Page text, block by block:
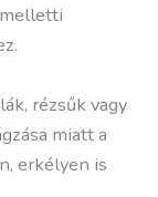
rézsűk vagy
miatt a
erkélyen is